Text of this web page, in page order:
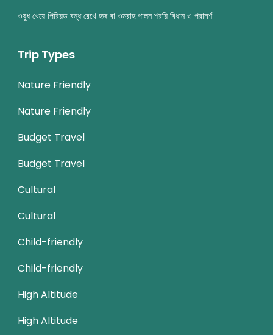
ওষুধ খেয়ে পিরিয়ড বন্ধ রেখে হজ বা ওমরাহ পালন শরয়ি বিধান ও পরামর্শ
Trip Types
Nature Friendly
Nature Friendly
Budget Travel
Budget Travel
Cultural
Cultural
Child-friendly
Child-friendly
High Altitude
High Altitude